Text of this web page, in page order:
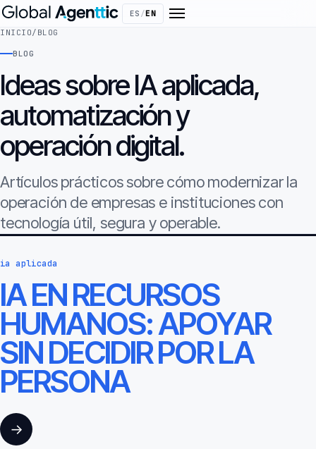
ES /EN
INICIO/ BLOG
BLOG
Ideas sobre IA aplicada,
automatización y
operación digital.
Artículos prácticos sobre cómo modernizar la
operación de empresas e instituciones con
tecnología útil, segura y operable.
ia aplicada
IA EN RECURSOS
HUMANOS: APOYAR
SIN DECIDIR POR LA
PERSONA
→